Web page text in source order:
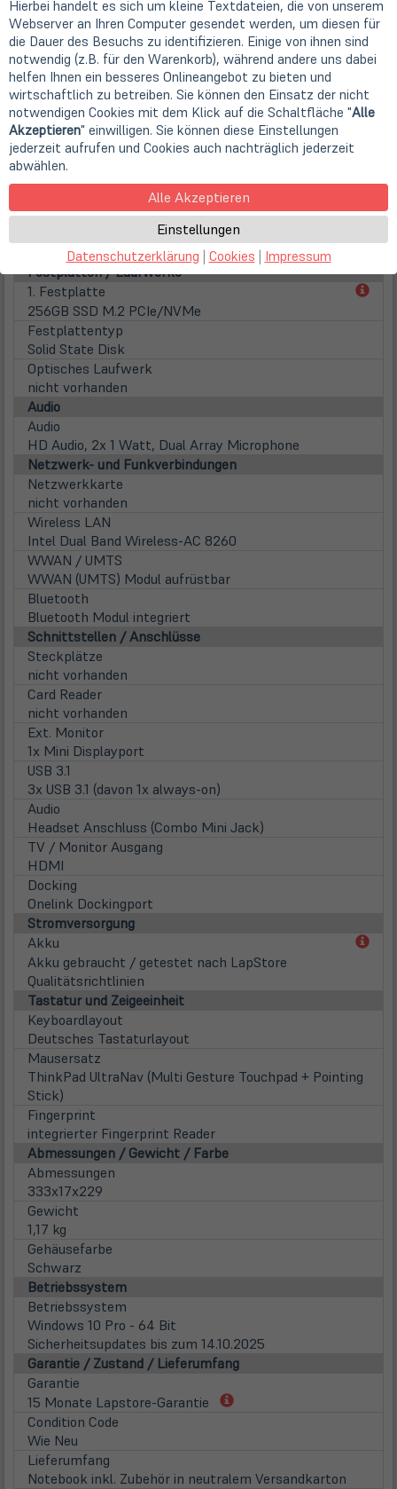
Displayoberfläche
Anti-Glare (matt)
Displaybeleuchtung
LED Hintergrundbeleuchtung
Touchscreen
nicht vorhanden
WebCam
Webcam
integrierte HD WebCam
Hauptspeicher
8 GB DDR3 (onBoard / kein Steckplatz)
8 GB DDR3 (onBoard / kein Steckplatz)
Festplatten / Laufwerke
1. Festplatte
256GB SSD M.2 PCIe/NVMe
Festplattentyp
Solid State Disk
Optisches Laufwerk
nicht vorhanden
Audio
Audio
HD Audio, 2x 1 Watt, Dual Array Microphone
Netzwerk- und Funkverbindungen
Netzwerkkarte
nicht vorhanden
Wireless LAN
Intel Dual Band Wireless-AC 8260
WWAN / UMTS
WWAN (UMTS) Modul aufrüstbar
Bluetooth
Bluetooth Modul integriert
Schnittstellen / Anschlüsse
Steckplätze
nicht vorhanden
Card Reader
nicht vorhanden
Ext. Monitor
1x Mini Displayport
USB 3.1
3x USB 3.1 (davon 1x always-on)
Audio
Headset Anschluss (Combo Mini Jack)
TV / Monitor Ausgang
HDMI
Docking
Onelink Dockingport
Stromversorgung
Akku
Akku gebraucht / getestet nach LapStore
Qualitätsrichtlinien
Tastatur und Zeigeeinheit
Keyboardlayout
Deutsches Tastaturlayout
Mausersatz
ThinkPad UltraNav (Multi Gesture Touchpad + Pointing
Stick)
Fingerprint
integrierter Fingerprint Reader
Abmessungen / Gewicht / Farbe
Abmessungen
333x17x229
Gewicht
1,17 kg
Gehäusefarbe
Schwarz
Betriebssystem
Betriebssystem
Windows 10 Pro - 64 Bit
Sicherheitsupdates bis zum 14.10.2025
Garantie / Zustand / Lieferumfang
Garantie
15 Monate Lapstore-Garantie
(öffnet
Condition Code
Wie Neu
Lieferumfang
Notebook inkl. Zubehör in neutralem Versandkarton
Hierbei handelt es sich um kleine Textdateien, die von unserem
Webserver an Ihren Computer gesendet werden, um diesen für
die Dauer des Besuchs zu identifizieren. Einige von ihnen sind
notwendig (z.B. für den Warenkorb), während andere uns dabei
helfen Ihnen ein besseres Onlineangebot zu bieten und
wirtschaftlich zu betreiben. Sie können den Einsatz der nicht
notwendigen Cookies mit dem Klick auf die Schaltfläche "Alle
Akzeptieren" einwilligen. Sie können diese Einstellungen
jederzeit aufrufen und Cookies auch nachträglich jederzeit
abwählen.
Alle Akzeptieren
Einstellungen
Datenschutzerklärung | Cookies | Impressum